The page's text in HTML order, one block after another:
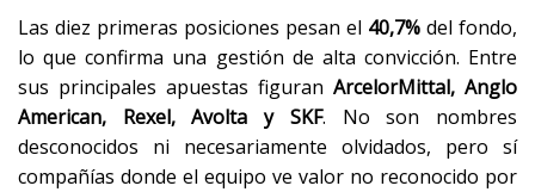
Las diez primeras posiciones pesan el 40,7% del fondo,
lo que confirma una gestión de alta convicción. Entre
sus principales apuestas figuran ArcelorMittal, Anglo
American, Rexel, Avolta y SKF. No son nombres
desconocidos ni necesariamente olvidados, pero sí
compañías donde el equipo ve valor no reconocido por